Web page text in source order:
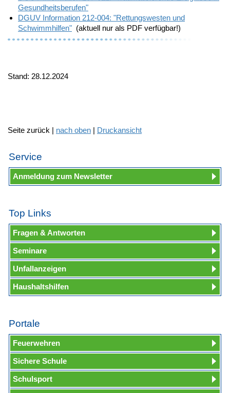
Gesundheitsberufen"
DGUV Information 212-004: "Rettungswesten und
Schwimmhilfen" (aktuell nur als PDF verfügbar!)
Stand: 28.12.2024
Seite zurück | nach oben | Druckansicht
Service
Anmeldung zum Newsletter
Top Links
Fragen & Antworten
Seminare
Unfallanzeigen
Haushaltshilfen
Portale
Feuerwehren
Sichere Schule
Schulsport